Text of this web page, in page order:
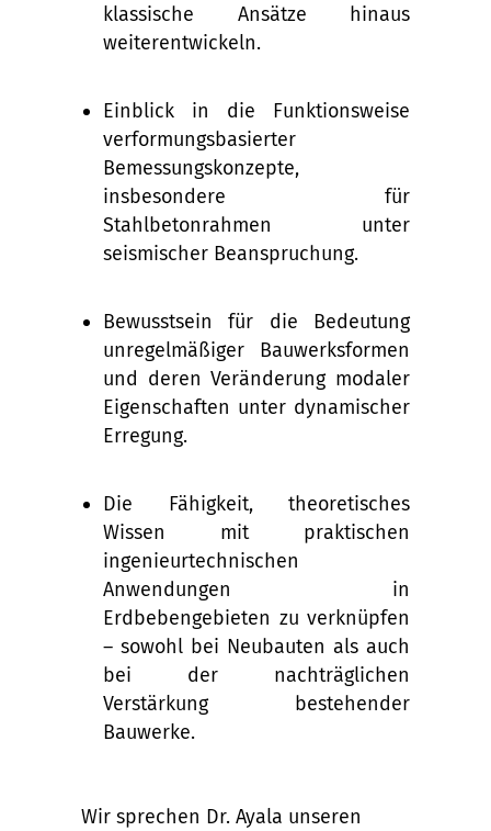
klassische Ansätze hinaus
weiterentwickeln.
Einblick in die Funktionsweise
verformungsbasierter
Bemessungskonzepte,
insbesondere für
Stahlbetonrahmen unter
seismischer Beanspruchung.
Bewusstsein für die Bedeutung
unregelmäßiger Bauwerksformen
und deren Veränderung modaler
Eigenschaften unter dynamischer
Erregung.
Die Fähigkeit, theoretisches
Wissen mit praktischen
ingenieurtechnischen
Anwendungen in
Erdbebengebieten zu verknüpfen
– sowohl bei Neubauten als auch
bei der nachträglichen
Verstärkung bestehender
Bauwerke.
Wir sprechen Dr. Ayala unseren